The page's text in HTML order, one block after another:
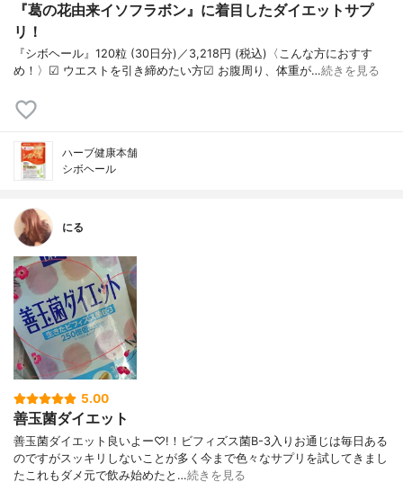
『葛の花由来イソフラボン』に着目したダイエットサプ
リ！
『シボヘール』120粒 (30日分)／3,218円 (税込)〈こんな方におすす
め！〉︎︎︎︎☑︎︎︎︎︎ ウエストを引き締めたい方︎︎︎︎☑︎ お腹周り、体重が…続きを見る
ハーブ健康本舗
シボヘール
にる
5.00
善玉菌ダイエット
善玉菌ダイエット良いよー♡!！ビフィズス菌B-3入りお通じは毎日ある
のですがスッキリしないことが多く今まで色々なサプリを試してきまし
たこれもダメ元で飲み始めたと…続きを見る